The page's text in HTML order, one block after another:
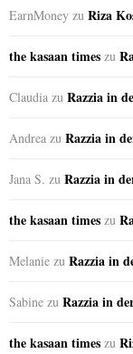
EarnMoney zu Riza
the kasaan times zu
Claudia zu Razzia in
Andrea zu Razzia in
Jana S. zu Razzia in
the kasaan times zu
Melanie zu Razzia in
Sabine zu Razzia in
the kasaan times zu